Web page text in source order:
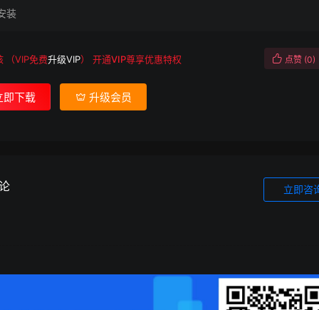
装
（VIP免费升级VIP）开通VIP尊享优惠特权 点赞 (0)
下载 升级会员
立即咨